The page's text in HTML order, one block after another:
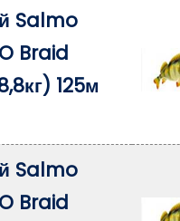
Salmo
Braid
125м
Salmo
Braid